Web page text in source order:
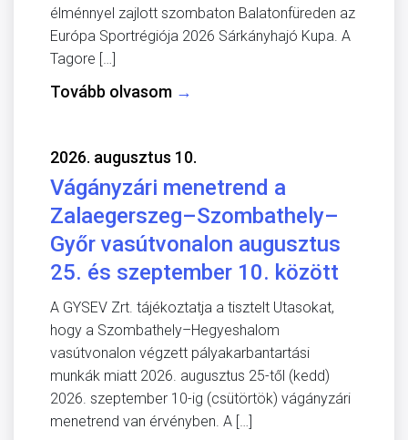
élménnyel zajlott szombaton Balatonfüreden az
Európa Sportrégiója 2026 Sárkányhajó Kupa. A
Tagore […]
Tovább olvasom →
2026. augusztus 10.
Vágányzári menetrend a
Zalaegerszeg–Szombathely–
Győr vasútvonalon augusztus
25. és szeptember 10. között
A GYSEV Zrt. tájékoztatja a tisztelt Utasokat,
hogy a Szombathely–Hegyeshalom
vasútvonalon végzett pályakarbantartási
munkák miatt 2026. augusztus 25-től (kedd)
2026. szeptember 10-ig (csütörtök) vágányzári
menetrend van érvényben. A […]